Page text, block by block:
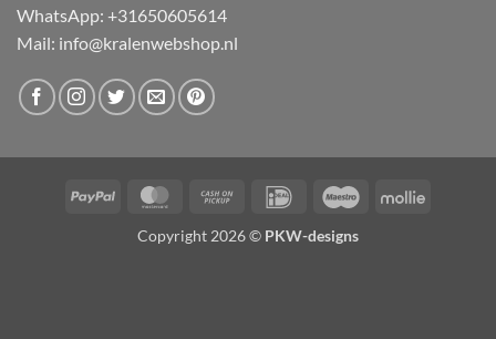
WhatsApp: +31650605614
Mail: info@kralenwebshop.nl
PayPal MasterCardCash
Pickup
IDeal Maestro Mollie
Copyright 2026 © PKW-designs